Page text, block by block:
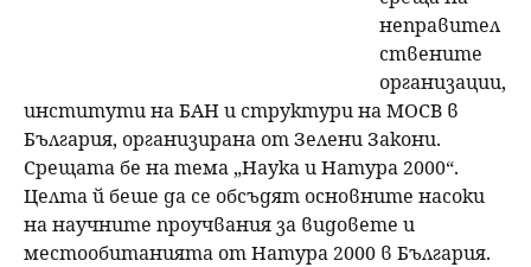
неправител
ствените
организации,
институти на БАН и структури на МОСВ в
България, организирана от Зелени Закони.
Срещата бе на тема „Наука и Натура 2000“.
Целта й беше да се обсъдят основните насоки
на научните проучвания за видовете и
местообитанията от Натура 2000 в България.